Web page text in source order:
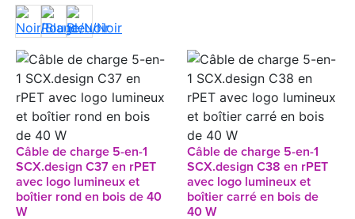
Câble de charge 5-en-1
SCX.design C37 en rPET
avec logo lumineux et
boîtier rond en bois de 40
W
Câble de charge 5-en-1
SCX.design C38 en rPET
avec logo lumineux et
boîtier carré en bois de
40 W